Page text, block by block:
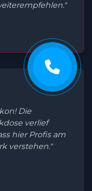
Die
verlief
hier Profis am
verstehen."